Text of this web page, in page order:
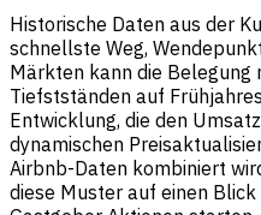
Historische Daten aus der
schnellste Weg,
Märkten kann die Belegung
Tiefstständen auf
Entwicklung, die den
dynamischen
Airbnb-Daten kombiniert
diese Muster auf einen